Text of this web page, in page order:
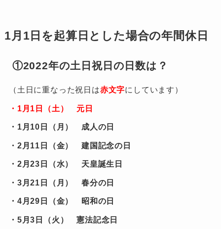
1月1日を起算日とした場合の年間休日
①2022年の土日祝日の日数は？
（土日に重なった祝日は赤文字にしています）
・1月1日（土） 元日
・1月10日（月） 成人の日
・2月11日（金） 建国記念の日
・2月23日（水） 天皇誕生日
・3月21日（月） 春分の日
・4月29日（金） 昭和の日
・5月3日（火） 憲法記念日